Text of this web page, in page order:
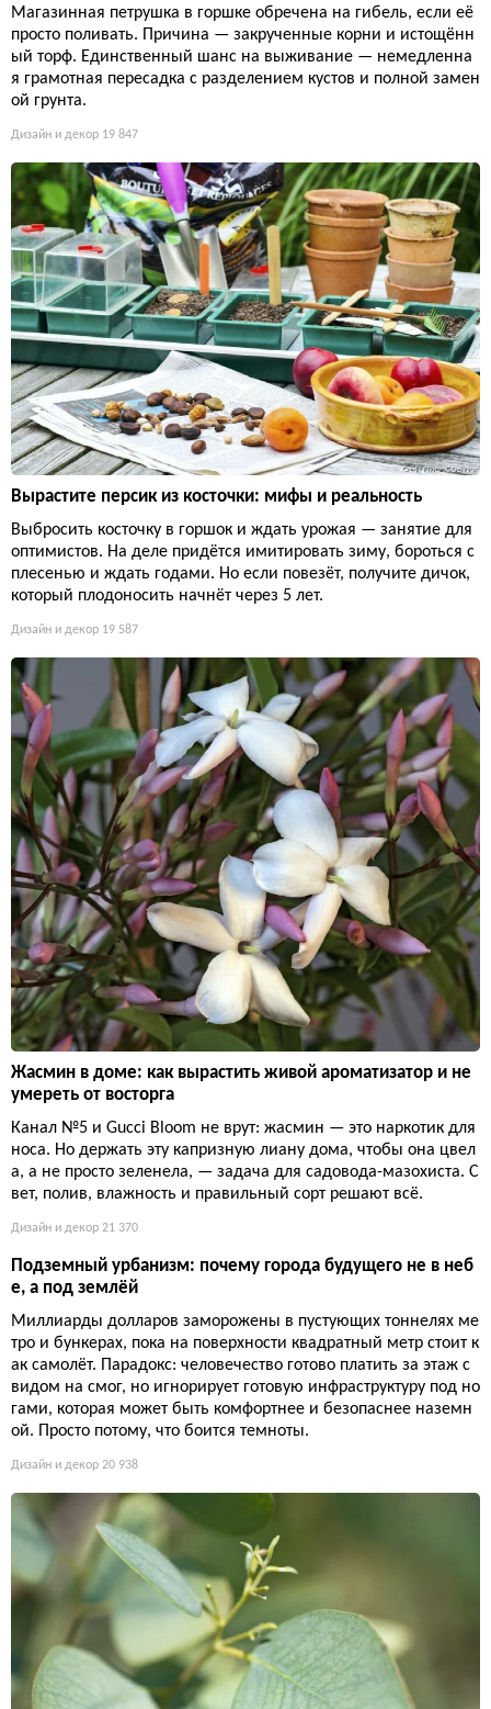
Магазинная петрушка в горшке обречена на гибель, если её
просто поливать. Причина — закрученные корни и истощённ
ый торф. Единственный шанс на выживание — немедленна
я грамотная пересадка с разделением кустов и полной замен
ой грунта.
Дизайн и декор 19 847
Вырастите персик из косточки: мифы и реальность
Выбросить косточку в горшок и ждать урожая — занятие для
оптимистов. На деле придётся имитировать зиму, бороться с
плесенью и ждать годами. Но если повезёт, получите дичок,
который плодоносить начнёт через 5 лет.
Дизайн и декор 19 587
Жасмин в доме: как вырастить живой ароматизатор и не
умереть от восторга
Канал №5 и Gucci Bloom не врут: жасмин — это наркотик для
носа. Но держать эту капризную лиану дома, чтобы она цвел
а, а не просто зеленела, — задача для садовода-мазохиста. С
вет, полив, влажность и правильный сорт решают всё.
Дизайн и декор 21 370
Подземный урбанизм: почему города будущего не в неб
е, а под землёй
Миллиарды долларов заморожены в пустующих тоннелях ме
тро и бункерах, пока на поверхности квадратный метр стоит к
ак самолёт. Парадокс: человечество готово платить за этаж с
видом на смог, но игнорирует готовую инфраструктуру под но
гами, которая может быть комфортнее и безопаснее наземн
ой. Просто потому, что боится темноты.
Дизайн и декор 20 938